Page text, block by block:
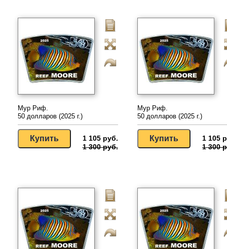
Мур Риф.
50 долларов (2025 г.)
1 105 руб.
1 300 руб.
Мур Риф.
50 долларов (2025 г.)
1 105
1 300